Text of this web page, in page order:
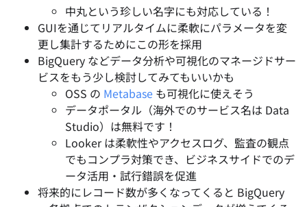
中丸という珍しい名字にも対応している！
GUIを通じてリアルタイムに柔軟にパラメータを変
更し集計するためにこの形を採用
BigQuery などデータ分析や可視化のマネージドサー
ビスをもう少し検討してみてもいいかも
OSS の Metabase も可視化に使えそう
データポータル（海外でのサービス名は Data
Studio）は無料です！
Looker は柔軟性やアクセスログ、監査の観点
でもコンプラ対策でき、ビジネスサイドでのデ
ータ活用・ 試行錯誤を促進
将来的にレコード数が多くなってくると BigQuery